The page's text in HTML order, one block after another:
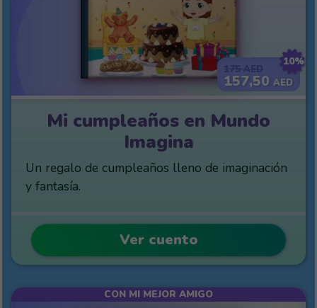
10%
157,50AED
Mi cumpleaños en Mundo
Imagina
Un regalo de cumpleaños lleno de imaginación
y fantasía.
Ver cuento
CON MI MEJOR AMIGO